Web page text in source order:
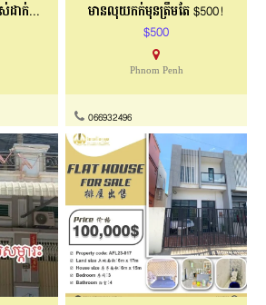
ផ្ទះ 3បន្ទប់គេង តម្លៃ ម្ចាស់ដាក់លក់ បន្ទាន់
មានលុយកក់មុនត្រឹមតែ $500!
$500
Phnom Penh
066932496